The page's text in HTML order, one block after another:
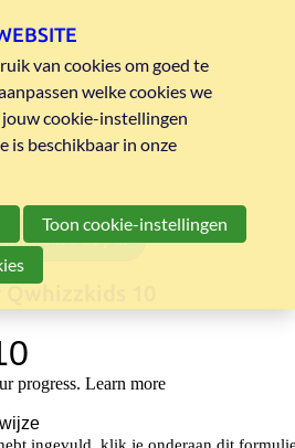
10 pdf
van cookies om goed te
welke cookies we
jouw cookie-instellingen
is beschikbaar in onze
Toon cookie-instellingen